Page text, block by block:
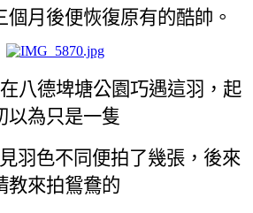
個月後便恢復原有的酷帥。
八德埤塘公園巧遇這羽，起
以為只是一隻
羽色不同便拍了幾張，後來
教來拍鴛鴦的